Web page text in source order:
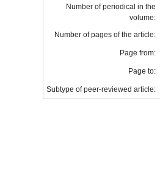
Number of periodical in the
volume:
Number of pages of the article:
Page from:
Page to:
Subtype of peer-reviewed article: